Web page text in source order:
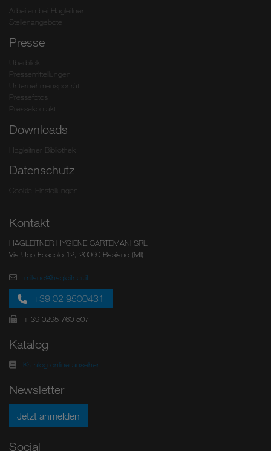
Arbeiten bei Hagleitner
Stellenangebote
Presse
Überblick
Pressemitteilungen
Unternehmensporträt
Pressefotos
Pressekontakt
Downloads
Hagleitner Bibliothek
Datenschutz
Cookie-Einstellungen
Kontakt
HAGLEITNER HYGIENE CARTEMANI SRL
Via Ugo Foscolo 12, 20060 Basiano (MI)
milano@hagleitner.it
+39 02 9500431
+ 39 0295 760 507
Katalog
Katalog online ansehen
Newsletter
Jetzt anmelden
Social